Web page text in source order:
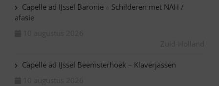
Capelle ad IJssel Baronie – Schilderen met NAH /
afasie
Capelle ad IJssel Beemsterhoek – Klaverjassen